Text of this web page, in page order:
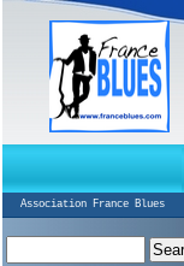
Association France Blues